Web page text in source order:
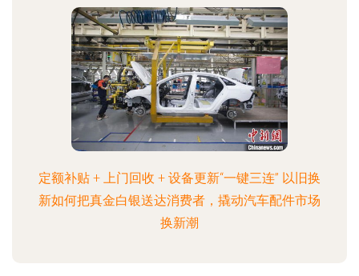
定额补贴 + 上门回收 + 设备更新“一键三连” 以旧换
新如何把真金白银送达消费者，撬动汽车配件市场
换新潮